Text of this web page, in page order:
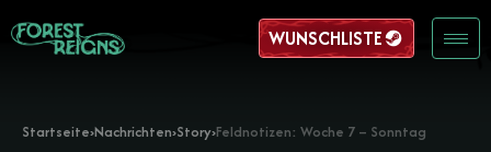
WUNSCHLISTE
Startseite›Nachrichten›Story›Feldnotizen: Woche 7 – Sonntag